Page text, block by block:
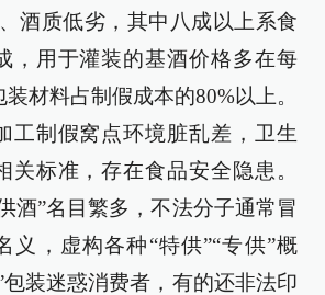
酒质低劣，其中八成以上系食
，用于灌装的基酒价格多在每
材料占制假成本的80%以上。
工制假窝点环境脏乱差，卫生
关标准，存在食品安全隐患。
酒”名目繁多，不法分子通常冒
义，虚构各种“特供”“专供”概
包装迷惑消费者，有的还非法印